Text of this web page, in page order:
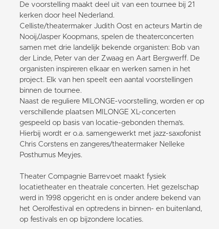
De voorstelling maakt deel uit van een tournee bij 21
kerken door heel Nederland.
Celliste/theatermaker Judith Oost en acteurs Martin de
Nooij/Jasper Koopmans, spelen de theaterconcerten
samen met drie landelijk bekende organisten: Bob van
der Linde, Peter van der Zwaag en Aart Bergwerff. De
organisten inspireren elkaar en werken samen in het
project. Elk van hen speelt een aantal voorstellingen
binnen de tournee.
Naast de reguliere MILONGE-voorstelling, worden er op
verschillende plaatsen MILONGE XL-concerten
gespeeld op basis van locatie-gebonden thema’s.
Hierbij wordt er o.a. samengewerkt met jazz-saxofonist
Chris Corstens en zangeres/theatermaker Nelleke
Posthumus Meyjes.
Theater Compagnie Barrevoet maakt fysiek
locatietheater en theatrale concerten. Het gezelschap
werd in 1998 opgericht en is onder andere bekend van
het Oerolfestival en optredens in binnen- en buitenland,
op festivals en op bijzondere locaties.